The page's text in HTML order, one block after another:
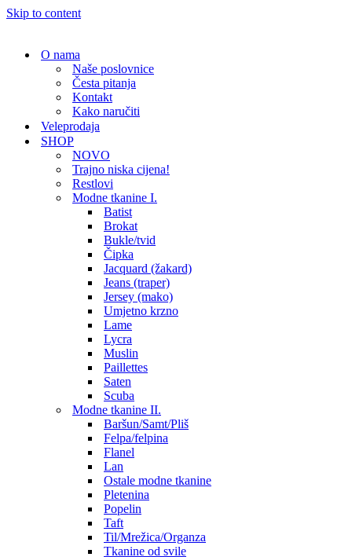
Skip to content
O nama
Naše poslovnice
Česta pitanja
Kontakt
Kako naručiti
Veleprodaja
SHOP
NOVO
Trajno niska cijena!
Restlovi
Modne tkanine I.
Batist
Brokat
Bukle/tvid
Čipka
Jacquard (žakard)
Jeans (traper)
Jersey (mako)
Umjetno krzno
Lame
Lycra
Muslin
Paillettes
Saten
Scuba
Modne tkanine II.
Baršun/Samt/Pliš
Felpa/felpina
Flanel
Lan
Ostale modne tkanine
Pletenina
Popelin
Taft
Til/Mrežica/Organza
Tkanine od svile